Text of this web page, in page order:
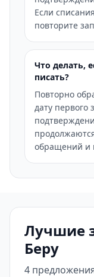
Если
повторите
Что делать,
писать?
Повторно
дату первого
обращений и
Лучшие
Беру
4